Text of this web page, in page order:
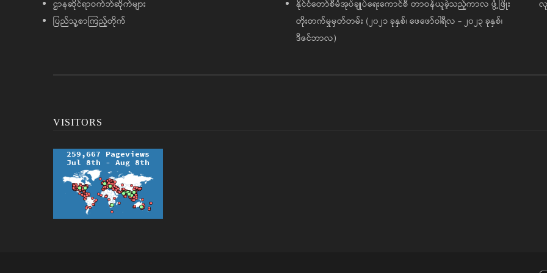
ဌာနဆိုင်ရာဝက်ဘ်ဆိုက်များ
ပြည်သူ့စာကြည့်တိုက်
နိုင်ငံတော်စီမံအုပ်ချုပ်ရေးကောင်စီ တာဝန်ယူခဲ့သည့်ကာလ ဖွံ့ဖြိုး
တိုးတက်မှုမှတ်တမ်း (၂၀၂၁ ခုနှစ်၊ ဖေဖော်ဝါရီလ - ၂၀၂၃ ခုနှစ်၊
ဒီဇင်ဘာလ)
VISITORS